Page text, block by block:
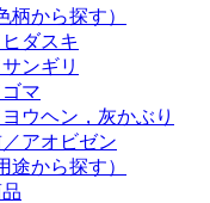
柄から探す）
ダスキ
ンギリ
マ
ウヘン，灰かぶり
アオビゼン
途から探す）